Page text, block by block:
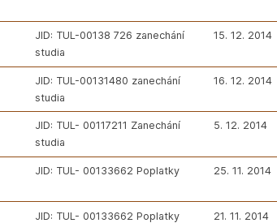
JID: TUL-00138 726 zanechání
studia
15. 12. 2014
JID: TUL-00131480 zanechání
studia
16. 12. 2014
JID: TUL- 00117211 Zanechání
studia
5. 12. 2014
JID: TUL- 00133662 Poplatky 25. 11. 2014
JID: TUL- 00133662 Poplatky 21. 11. 2014